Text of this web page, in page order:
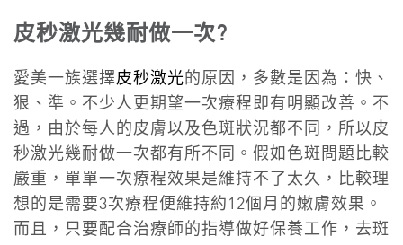
皮秒激光幾耐做一次?
愛美一族選擇皮秒激光的原因，多數是因為：快、
狠、準。不少人更期望一次療程即有明顯改善。不
過，由於每人的皮膚以及色斑狀況都不同，所以皮
秒激光幾耐做一次都有所不同。假如色斑問題比較
嚴重，單單一次療程效果是維持不了太久，比較理
想的是需要3次療程便維持約12個月的嫩膚效果。
而且，只要配合治療師的指導做好保養工作，去斑